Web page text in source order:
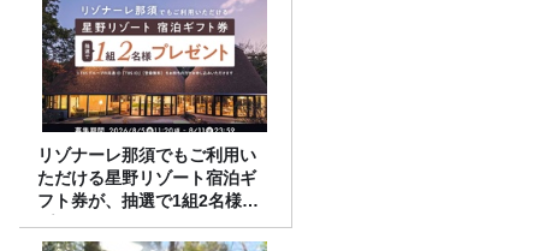
リゾナーレ那須でもご利用い
ただける星野リゾート宿泊ギ
フト券が、抽選で1組2名様に
プレゼント！